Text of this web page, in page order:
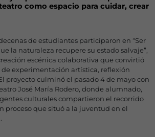
como espacio para cuidar, crear
de estudiantes participaron en “Ser
la naturaleza recupere su estado salvaje”,
escénica colaborativa que convirtió
de experimentación artística, reflexión
proyecto culminó el pasado 4 de mayo con
José María Rodero, donde alumnado,
culturales compartieron el recorrido
proceso que situó a la juventud en el